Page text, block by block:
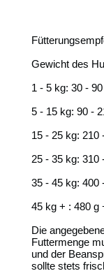
Gewicht des
1 - 5 kg: 30 -
5 - 15 kg: 90 -
15 - 25 kg: 210
25 - 35 kg: 310
35 - 45 kg: 400
45 kg + : 480 g
Die
Futtermenge
und der
sollte stets